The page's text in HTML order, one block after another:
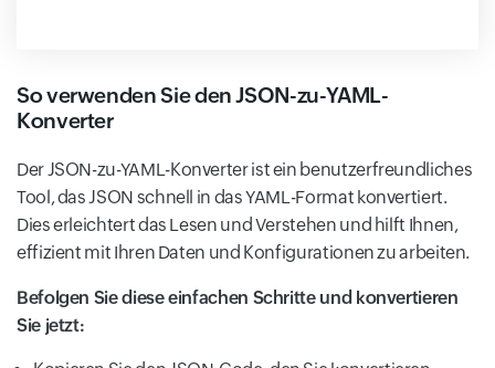
So verwenden Sie den JSON-zu-YAML-
Konverter
Der JSON-zu-YAML-Konverter ist ein benutzerfreundliches
Tool, das JSON schnell in das YAML-Format konvertiert.
Dies erleichtert das Lesen und Verstehen und hilft Ihnen,
effizient mit Ihren Daten und Konfigurationen zu arbeiten.
Befolgen Sie diese einfachen Schritte und konvertieren
Sie jetzt: